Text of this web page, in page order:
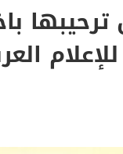
2019-